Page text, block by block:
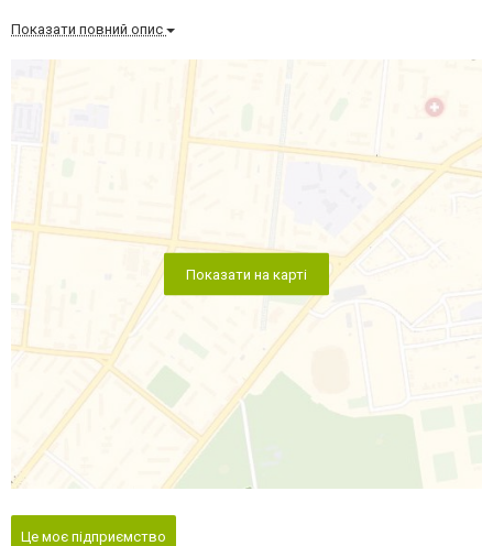
Показати повний опис
Показати на карті
Це моє підприємство